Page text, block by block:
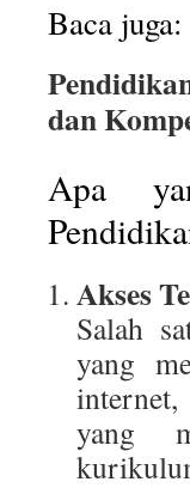
Baca juga:
dan
Apa
Akses
Salah
yang
yang